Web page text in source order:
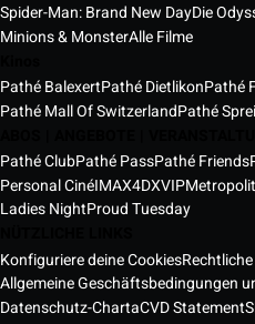
Spider-Man: Brand New DayDie
Minions & MonsterAlle Filme
Pathé BalexertPathé DietlikonPathé
Pathé Mall Of SwitzerlandPathé
Pathé ClubPathé PassPathé Friends
Personal CinéIMAX4DXVIP
Ladies NightProud Tuesday
Konfiguriere deine Cookies
Allgemeine Geschäftsbedingungen
Datenschutz-ChartaCVD Statement